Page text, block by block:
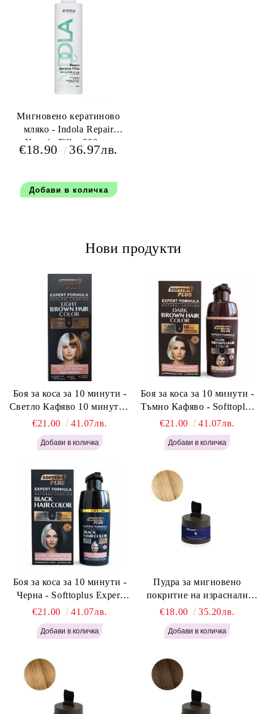
Мигновено кератиново
мляко - Indola Repair
Keratin Filler 300 мл
€18.90 36.97лв.
Нови продукти
Боя за коса за 10 минути -
Светло Кафяво 10 минути -
Softtoplus Expert Woman
Light Brown 400мл
€21.00 41.07лв.
Боя за коса за 10 минути -
Тъмно Кафяво - Softtoplus
Expert Woman Dark Brown
400 мл
€21.00 41.07лв.
Боя за коса за 10 минути -
Черна - Softtoplus Expert
Woman Black 400мл
€21.00 41.07лв.
Пудра за мигновено
покритие на израснали
корени Светло Русо - Labor
Pro Instant Retouch Powder -
Light Blonde H646
€18.00 35.20лв.